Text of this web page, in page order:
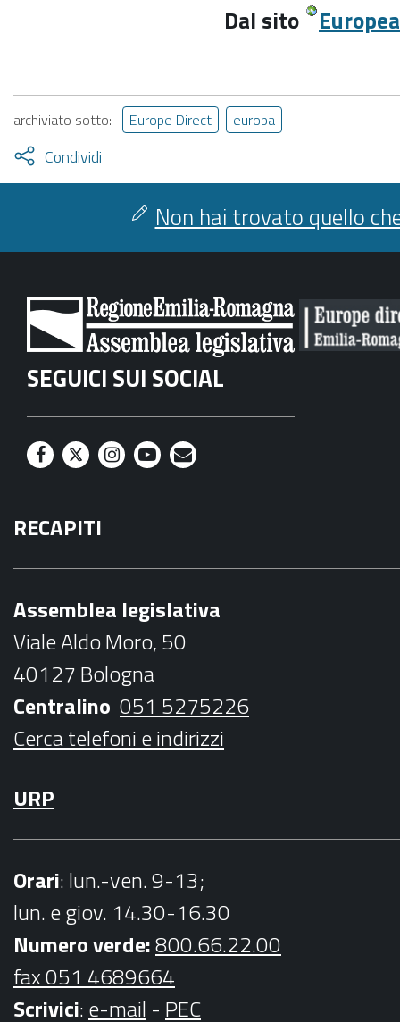
Dal sito
archiviato sotto: Europe Direct europa
Condividi
facebook
twitter
Attiva
condividi
Non hai trovato quello
SEGUICI SUI SOCIAL
F
c
e
o
k
T
i
t
r
I
t
r
a
m
Y
t
b
e
M
l
RECAPITI
Assemblea legislativa
Viale Aldo Moro, 50
40127 Bologna
Centralino 051 5275226
Cerca telefoni e indirizzi
URP
Orari: lun.-ven. 9-13;
lun. e giov. 14.30-16.30
Numero verde:800.66.22.00
fax 051 4689664
Scrivici:e-mail - PEC